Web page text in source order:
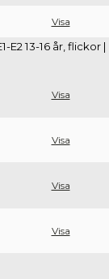
Visa
E2 13-16 år, flickor |
Visa
Visa
Visa
Visa